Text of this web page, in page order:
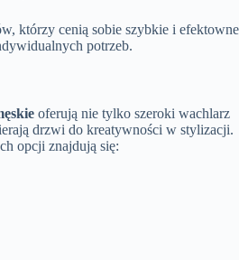
którzy cenią sobie szybkie i efektowne
potrzeb.
oferują nie tylko szeroki wachlarz
drzwi do kreatywności w stylizacji.
opcji znajdują się: